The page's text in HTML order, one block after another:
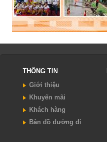
THÔNG TIN
Giới thiệu
Khuyến mãi
Khách hàng
Bản đồ đường đi